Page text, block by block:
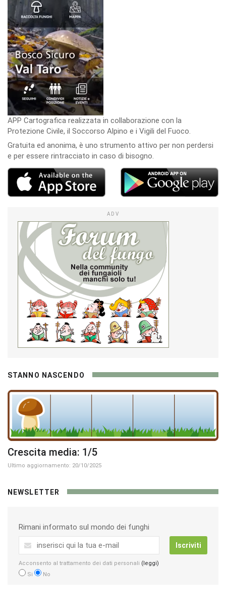
APP Cartografica realizzata in collaborazione con la
Protezione Civile, il Soccorso Alpino e i Vigili del Fuoco.
Gratuita ed anonima, è uno strumento attivo per non perdersi
e per essere rintracciato in caso di bisogno.
ADV
STANNO NASCENDO
Crescita media: 1/5
Ultimo aggiornamento: 20/10/2025
NEWSLETTER
Rimani informato sul mondo dei funghi
Iscriviti
Acconsento al trattamento dei dati personali (leggi)
Si
No